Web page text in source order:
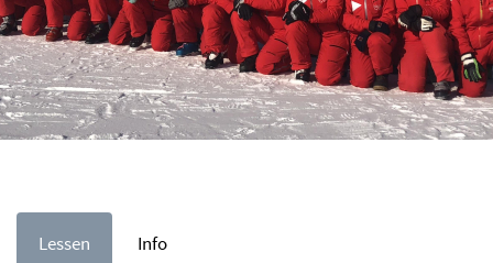
Lessen Info